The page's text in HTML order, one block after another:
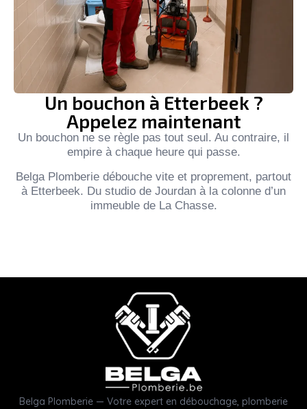
Un bouchon à Etterbeek ?
Appelez maintenant
Un bouchon ne se règle pas tout seul. Au contraire, il
empire à chaque heure qui passe.
Belga Plomberie débouche vite et proprement, partout
à Etterbeek. Du studio de Jourdan à la colonne d’un
immeuble de La Chasse.
Belga Plomberie — Votre expert en débouchage, plomberie